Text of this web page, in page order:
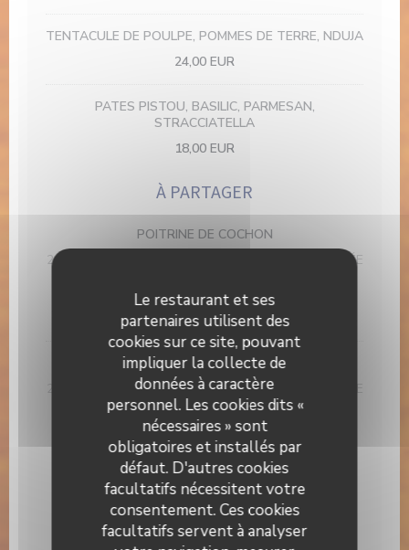
Le restaurant et ses
partenaires utilisent des
cookies sur ce site, pouvant
impliquer la collecte de
données à caractère
personnel. Les cookies dits «
nécessaires » sont
obligatoires et installés par
défaut. D'autres cookies
facultatifs nécessitent votre
consentement. Ces cookies
facultatifs servent à analyser
TENTACULE DE POULPE, POMMES DE TERRE, NDUJA
24,00 EUR
PATES PISTOU, BASILIC, PARMESAN,
STRACCIATELLA
18,00 EUR
À PARTAGER
POITRINE DE COCHON
2 CHOIX DE GARNITURES (LÉGUMES GRILLÉS, PURÉE
DE TERRE)
48,00 EUR
EPAULE D’AGNEAU CONFITE
2 CHOIX DE GARNITURES (LÉGUMES GRILLÉS, PURÉE
DE POMME DE TERRE, FRITES, GRATIN DE POMME
DE TERRE)
75,00 EUR
DESSERTS
BABA, RHUM ARRANGÉ MAISON VANILLE, CRÈME